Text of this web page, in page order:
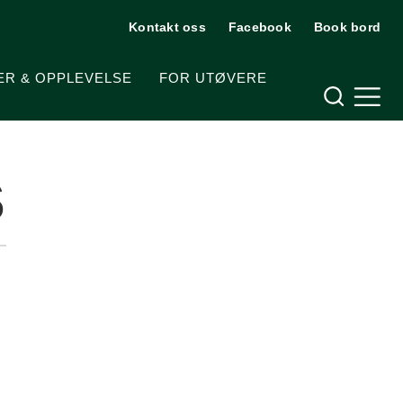
Kontakt oss Facebook Book bord
& OPPLEVELSE FOR UTØVERE